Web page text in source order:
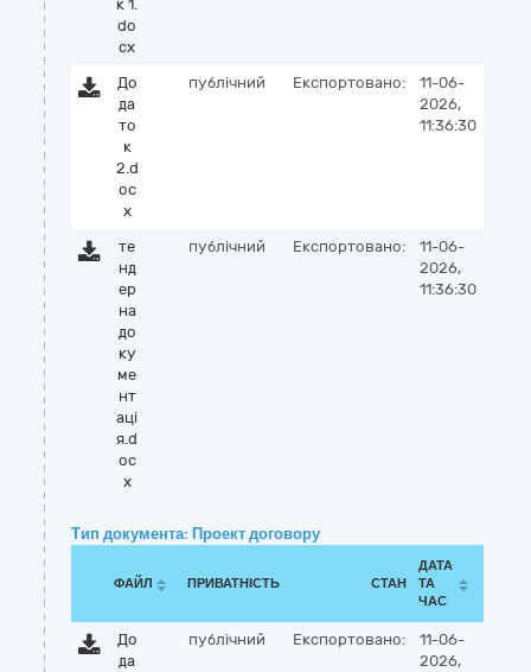
к 1.
do
cx
До
да
то
к
2.d
oc
x
публічний Експортовано:
11-06-
2026,
11:36:30
те
нд
ер
на
до
ку
ме
нт
аці
я.d
oc
x
публічний Експортовано:
11-06-
2026,
11:36:30
Тип документа: Проект договору
ФАЙЛ ПРИВАТНІСТЬ СТАН
ДАТА
ТА
ЧАС
До
да
публічний Експортовано:
11-06-
2026,